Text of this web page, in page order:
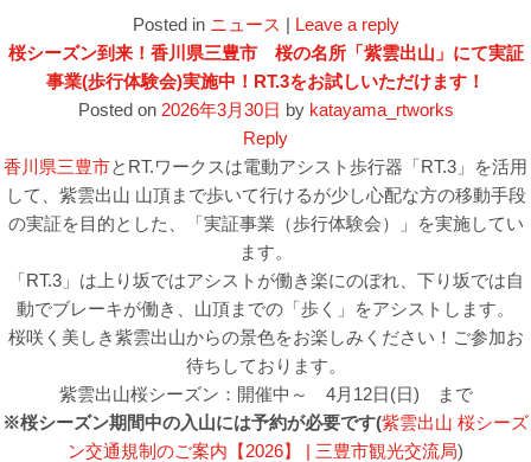
Posted in ニュース | Leave a reply
桜シーズン到来！香川県三豊市 桜の名所「紫雲出山」にて実証
事業(歩行体験会)実施中！RT.3をお試しいただけます！
Posted on 2026年3月30日 by katayama_rtworks
Reply
香川県三豊市とRT.ワークスは電動アシスト歩行器「RT.3」を活用
して、紫雲出山 山頂まで歩いて行けるが少し心配な方の移動手段
の実証を目的とした、「実証事業（歩行体験会）」を実施してい
ます。
「RT.3」は上り坂ではアシストが働き楽にのぼれ、下り坂では自
動でブレーキが働き、山頂までの「歩く」をアシストします。
桜咲く美しき紫雲出山からの景色をお楽しみください！ご参加お
待ちしております。
紫雲出山桜シーズン：開催中～ 4月12日(日) まで
※桜シーズン期間中の入山には予約が必要です(紫雲出山 桜シーズ
ン交通規制のご案内【2026】 | 三豊市観光交流局)